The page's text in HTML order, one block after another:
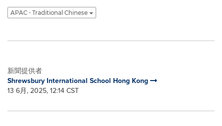
APAC - Traditional Chinese
新聞提供者
Shrewsbury International School Hong Kong
13 6月, 2025, 12:14 CST